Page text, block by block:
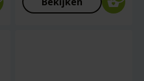
€10.95.
prijs